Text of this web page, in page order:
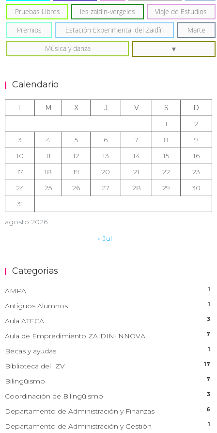
Pruebas Libres ies zaidín-vergeles Viaje de Estudios
Premios Estación Experimental del Zaidín Marte
Música y danza
Calendario
agosto 2026
L M X J V S
D
1
2
3
4 5 6 7 8
9
10
11 12 13 14 15
16
17
18 19 20 21 22
23
24
25 26 27 28 29
30
31
« Jul
Categorias
AMPA 1
Antiguos Alumnos 1
Aula ATECA 3
Aula de Empredimiento ZAIDIN·INNOVA 7
Becas y ayudas 1
Biblioteca del IZV 17
Bilingüismo 7
Coordinación de Bilingüismo 3
Departamento de Administración y Finanzas 6
Departamento de Administración y Gestión 1